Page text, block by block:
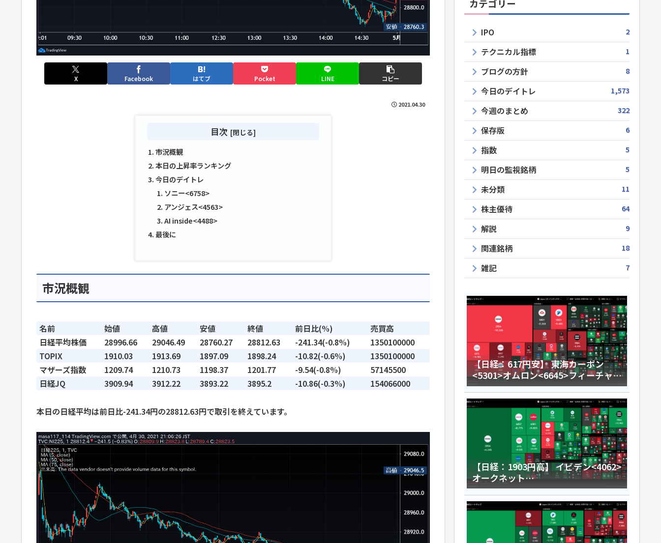
X Facebook はてブ Pocket LINE コピー
2021.04.30
目次
市況概観
本日の上昇率ランキング
今日のデイトレ
ソニー<6758>
アンジェス<4563>
AI inside<4488>
最後に
市況概観
名前 始値 高値 安値 終値 前日比(%)
売買高
日経平均株価
28996.66 29046.49 28760.27 28812.63 -241.34(-0.8%)
1350100000
TOPIX
1910.03 1913.69 1897.09 1898.24 -10.82(-0.6%)
1350100000
マザーズ指数
1209.74 1210.73 1198.37 1201.77 -9.54(-0.8%)
57145500
日経JQ
3909.94 3912.22 3893.22 3895.2 -10.86(-0.3%) 154066000
本日の日経平均は前日比-241.34円の28812.63円で取引を終えています。
カテゴリー
IPO 2
テクニカル指標 1
ブログの方針 8
今日のデイトレ 1,573
今週のまとめ 322
保存版 6
指数 5
明日の監視銘柄 5
未分類 11
株主優待 64
解説 9
関連銘柄 18
雑記 7
【日経：617円安】 東海カーボン
<5301>オムロン<6645>フィーチャ
<4052>今日のデイトレ8月6日
【日経：1903円高】 イビデン<4062>
オークネット
<3964>HENNGE<4475>今日のデイ
トレ8月5日